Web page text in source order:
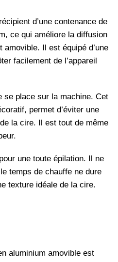
d’une contenance de
ce qui améliore la diffusion
Il est équipé d’une
facilement de l’appareil
se place sur la machine. Cet
permet d’éviter une
la cire. Il est tout de même
une toute épilation. Il ne
temps de chauffe ne dure
texture idéale de la cire.
aluminium amovible est